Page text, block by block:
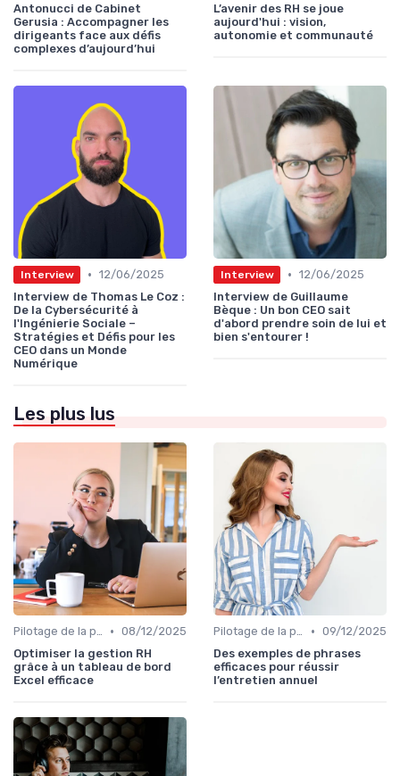
Antonucci de Cabinet
Gerusia : Accompagner les
dirigeants face aux défis
complexes d’aujourd’hui
L’avenir des RH se joue
aujourd'hui : vision,
autonomie et communauté
Interview • 12/06/2025
Interview de Thomas Le Coz :
De la Cybersécurité à
l'Ingénierie Sociale –
Stratégies et Défis pour les
CEO dans un Monde
Numérique
Interview • 12/06/2025
Interview de Guillaume
Bèque : Un bon CEO sait
d'abord prendre soin de lui et
bien s'entourer !
Les plus lus
Pilotage de la performance globale • 08/12/2025
Optimiser la gestion RH
grâce à un tableau de bord
Excel efficace
Pilotage de la performance globale • 09/12/2025
Des exemples de phrases
efficaces pour réussir
l’entretien annuel